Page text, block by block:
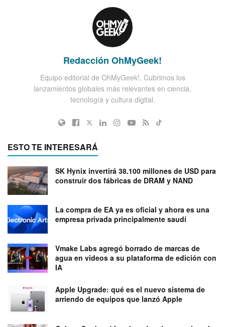
Redacción OhMyGeek!
Equipo editorial de OhMyGeek!. Cubrimos los
lanzamientos globales más relevantes en ciencia,
tecnología y cultura digital.
ESTO TE INTERESARÁ
SK Hynix invertirá 38.100 millones de USD para
construir dos fábricas de DRAM y NAND
La compra de EA ya es oficial y ahora es una
empresa privada principalmente saudí
Vmake Labs agregó borrado de marcas de
agua en videos a su plataforma de edición con
IA
Apple Upgrade: qué es el nuevo sistema de
arriendo de equipos que lanzó Apple